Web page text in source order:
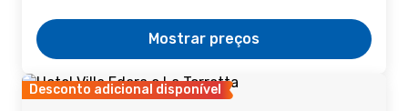
Mostrar preços
Desconto adicional disponível